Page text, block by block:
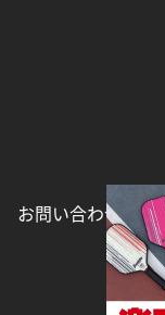
お問い合わせ